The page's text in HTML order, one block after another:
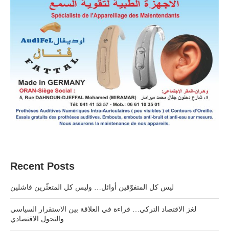
Recent Posts
ليس كل المتفوّقين أوائل… وليس كل المتعثّرين فاشلين
لغز الاقتصاد التركي… قراءة في العلاقة بين الاستقرار السياسي
والتحول الاقتصادي